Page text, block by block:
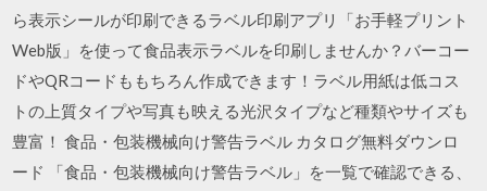
ら表示シールが印刷できるラベル印刷アプリ「お手軽プリント
Web版」を使って食品表示ラベルを印刷しませんか？バーコー
ドやQRコードももちろん作成できます！ラベル用紙は低コス
トの上質タイプや写真も映える光沢タイプなど種類やサイズも
豊富！ 食品・包装機械向け警告ラベル カタログ無料ダウンロ
ード 「食品・包装機械向け警告ラベル」を一覧で確認できる、